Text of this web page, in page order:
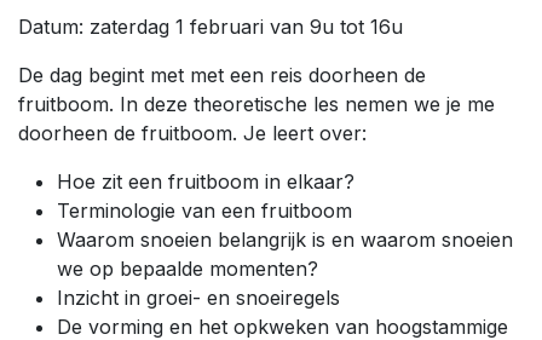
Datum: zaterdag 1 februari van 9u tot 16u
De dag begint met met een reis doorheen de
fruitboom. In deze theoretische les nemen we je me
doorheen de fruitboom. Je leert over:
Hoe zit een fruitboom in elkaar?
Terminologie van een fruitboom
Waarom snoeien belangrijk is en waarom snoeien
we op bepaalde momenten?
Inzicht in groei- en snoeiregels
De vorming en het opkweken van hoogstammige